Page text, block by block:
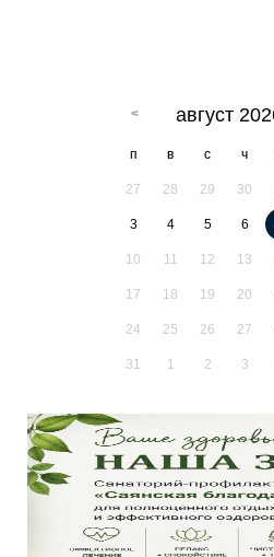
август
п в с ч
27 28 29 30
3 4 5 6
10 11 12 13
17 18 19 20
24 25 26 27
31 1 2 3